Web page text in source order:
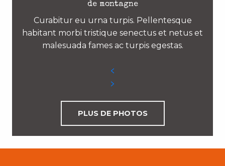
de montagne
Curabitur eu urna turpis. Pellentesque
habitant morbi tristique senectus et netus et
malesuada fames ac turpis egestas.
PLUS DE PHOTOS